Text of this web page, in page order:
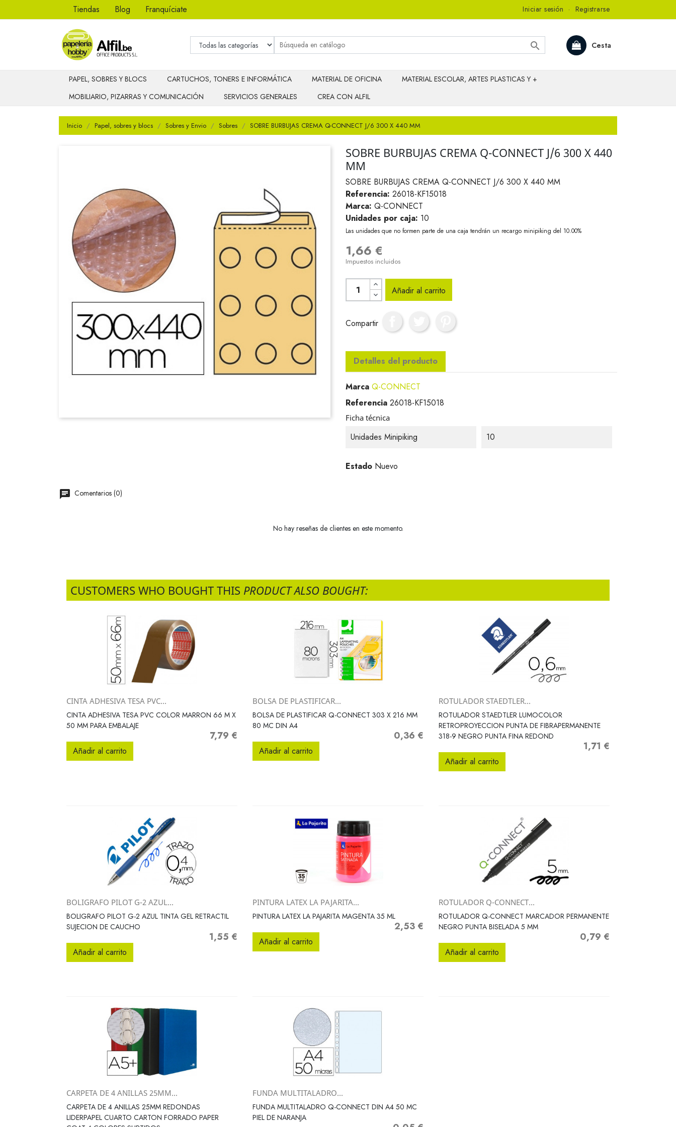
Tiendas Blog Franquíciate Iniciar sesión · Registrarse
Cesta

PAPEL, SOBRES Y BLOCS CARTUCHOS, TONERS E INFORMÁTICA MATERIAL DE OFICINA
MATERIAL ESCOLAR, ARTES PLASTICAS Y +
MOBILIARIO, PIZARRAS Y COMUNICACIÓN
SERVICIOS GENERALES CREA CON ALFIL
Inicio Papel, sobres y blocs Sobres y Envio Sobres SOBRE BURBUJAS CREMA Q-CONNECT J/6 300 X 440 MM
SOBRE BURBUJAS CREMA Q-CONNECT J/6 300 X 440
MM
SOBRE BURBUJAS CREMA Q-CONNECT J/6 300 X 440 MM
Referencia: 26018-KF15018
Marca: Q-CONNECT
Unidades por caja: 10
Las unidades que no formen parte de una caja tendrán un recargo minipiking del 10.00%
1,66 €
Impuestos incluidos
Añadir al carrito
Compartir
Detalles del producto
Marca Q-CONNECT
Referencia 26018-KF15018
Ficha técnica
Unidades Minipiking 10
Estado Nuevo
Comentarios (0)
No hay reseñas de clientes en este momento.
CUSTOMERS WHO BOUGHT THIS PRODUCT ALSO BOUGHT:
 Vista rápida
CINTA ADHESIVA TESA PVC...
CINTA ADHESIVA TESA PVC COLOR MARRON 66 M X
50 MM PARA EMBALAJE
Precio
7,79 €
Añadir al carrito
Vista rápida
BOLSA DE PLASTIFICAR...
BOLSA DE PLASTIFICAR Q-CONNECT 303 X 216 MM
80 MC DIN A4
Precio
0,36 €
Añadir al carrito
 Vista rápida
ROTULADOR STAEDTLER...
ROTULADOR STAEDTLER LUMOCOLOR
RETROPROYECCION PUNTA DE FIBRAPERMANENTE
318-9 NEGRO PUNTA FINA REDOND
Precio
1,71 €
Añadir al carrito
Vista rápida
BOLIGRAFO PILOT G-2 AZUL...
BOLIGRAFO PILOT G-2 AZUL TINTA GEL RETRACTIL
SUJECION DE CAUCHO
Precio
1,55 €
Añadir al carrito
 Vista rápida
PINTURA LATEX LA PAJARITA...
PINTURA LATEX LA PAJARITA MAGENTA 35 ML
Precio
2,53 €
Añadir al carrito
 Vista rápida
ROTULADOR Q-CONNECT...
ROTULADOR Q-CONNECT MARCADOR PERMANENTE
NEGRO PUNTA BISELADA 5 MM
Precio
0,79 €
Añadir al carrito
Vista rápida
CARPETA DE 4 ANILLAS 25MM...
CARPETA DE 4 ANILLAS 25MM REDONDAS
LIDERPAPEL CUARTO CARTON FORRADO PAPER
Vista rápida
FUNDA MULTITALADRO...
FUNDA MULTITALADRO Q-CONNECT DIN A4 50 MC
PIEL DE NARANJA